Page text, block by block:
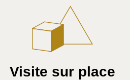
Visite sur place